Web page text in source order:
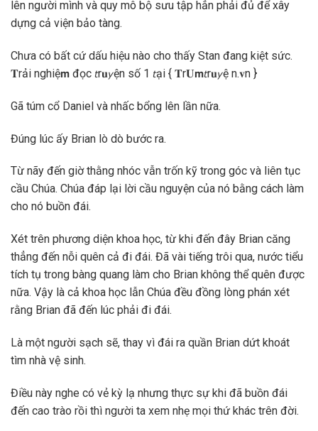
lên người mình và quy mô bộ sưu tập hẳn phải đủ để xây
dựng cả viện bảo tàng.
Chưa có bất cứ dấu hiệu nào cho thấy Stan đang kiệt sức.
𝐓rải nghiệ𝗺 đọc 𝘵r𝐮𝘺ện số 1 𝘵ại { 𝐓r𝐔𝗺𝘵r𝐮𝘺ệ n.𝐯n }
Gã túm cổ Daniel và nhấc bổng lên lần nữa.
Đúng lúc ấy Brian lò dò bước ra.
Từ nãy đến giờ thằng nhóc vẫn trốn kỹ trong góc và liên tục
cầu Chúa. Chúa đáp lại lời cầu nguyện của nó bằng cách làm
cho nó buồn đái.
Xét trên phương diện khoa học, từ khi đến đây Brian căng
thẳng đến nỗi quên cả đi đái. Đã vài tiếng trôi qua, nước tiểu
tích tụ trong bàng quang làm cho Brian không thể quên được
nữa. Vậy là cả khoa học lẫn Chúa đều đồng lòng phán xét
rằng Brian đã đến lúc phải đi đái.
Là một người sạch sẽ, thay vì đái ra quần Brian dứt khoát
tìm nhà vệ sinh.
Điều này nghe có vẻ kỳ lạ nhưng thực sự khi đã buồn đái
đến cao trào rồi thì người ta xem nhẹ mọi thứ khác trên đời.